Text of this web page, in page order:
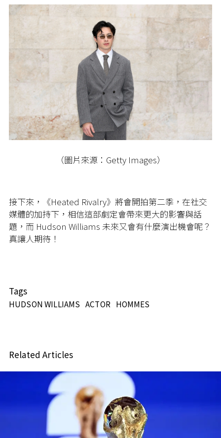
（圖片來源：Getty Images）
接下來，《Heated Rivalry》將會開拍第二季，在社交
媒體的加持下，相信這部劇定會帶來更大的影響與話
題，而 Hudson Williams 未來又會有什麼演出機會呢？
真讓人期待！
Tags
HUDSON WILLIAMS ACTOR HOMMES
Related Articles